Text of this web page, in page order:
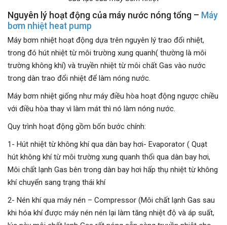
Nguyên lý hoạt động của máy nước nóng tổng – Máy
bơm nhiệt heat pump
Máy bơm nhiệt hoạt động dựa trên nguyên lý trao đổi nhiệt,
trong đó hút nhiệt từ môi trường xung quanh( thường là môi
trường không khí) và truyền nhiệt từ môi chất Gas vào nước
trong dàn trao đổi nhiệt để làm nóng nước.
Máy bơm nhiệt giống như máy điều hòa hoạt động ngược chiều
với điều hòa thay vì làm mát thì nó làm nóng nước.
Quy trình hoạt động gồm bốn bước chính:
1- Hút nhiệt từ không khí qua dàn bay hơi- Evaporator ( Quạt
hút không khí từ môi trường xung quanh thổi qua dàn bay hơi,
Môi chất lạnh Gas bên trong dàn bay hơi hấp thụ nhiệt từ không
khí chuyển sang trạng thái khí
2- Nén khí qua máy nén – Compressor (Môi chất lạnh Gas sau
khi hóa khí được máy nén nén lại làm tăng nhiệt độ và áp suất,